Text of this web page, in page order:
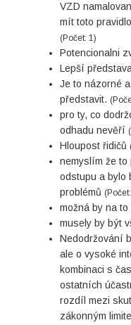
VZD
mít toto
(Počet: 1)
Potencionalni
Lepší
Je to názorné
představit.
pro ty, co
odhadu nevěří
Hloupost řidičů
nemyslím že to
odstupu a bylo
problémů
možná by na
musely by být
Nedodržování
ale o vysoké
kombinaci s
ostatních
rozdíl mezi
zákonným